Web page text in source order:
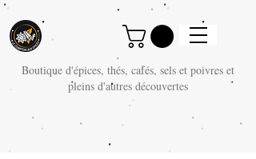
Boutique d'épices, thés, cafés, sels et poivres et
pleins d'autres découvertes